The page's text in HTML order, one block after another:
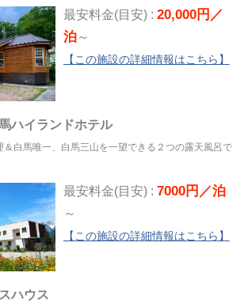
最安料金(目安) : 20,000円／
泊～
【この施設の詳細情報はこちら】
ハイランドホテル
白馬唯一、白馬三山を一望できる２つの露天風呂で
最安料金(目安) : 7000円／泊
～
【この施設の詳細情報はこちら】
ハウス